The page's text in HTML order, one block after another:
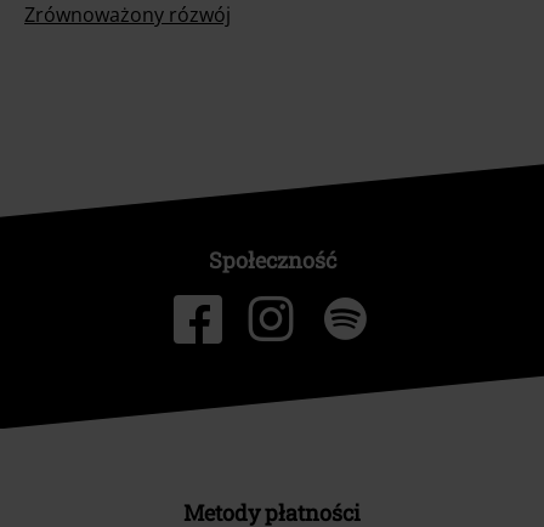
Zrównoważony rózwój
Społeczność
Metody płatności